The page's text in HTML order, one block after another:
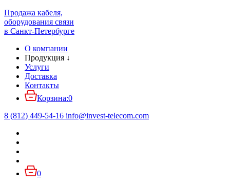
Продажа кабеля,
оборудования связи
в Санкт-Петербурге
О компании
Продукция ↓
Услуги
Доставка
Контакты
Корзина:0
8 (812) 449-54-16 info@invest-telecom.com
0